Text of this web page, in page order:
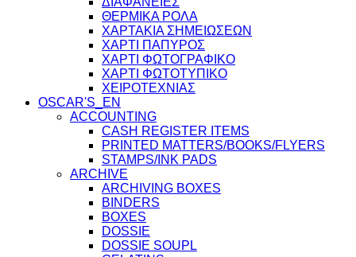
ΘΕΡΜΙΚΑ ΡΟΛΑ
ΧΑΡΤΑΚΙΑ ΣΗΜΕΙΩΣΕΩΝ
ΧΑΡΤΙ ΠΑΠΥΡΟΣ
ΧΑΡΤΙ ΦΩΤΟΓΡΑΦΙΚΟ
ΧΑΡΤΙ ΦΩΤΟΤΥΠΙΚΟ
ΧΕΙΡΟΤΕΧΝΙΑΣ
OSCAR'S_EN
ACCOUNTING
CASH REGISTER ITEMS
PRINTED MATTERS/BOOKS/FLYERS
STAMPS/INK PADS
ARCHIVE
ARCHIVING BOXES
BINDERS
BOXES
DOSSIE
DOSSIE SOUPL